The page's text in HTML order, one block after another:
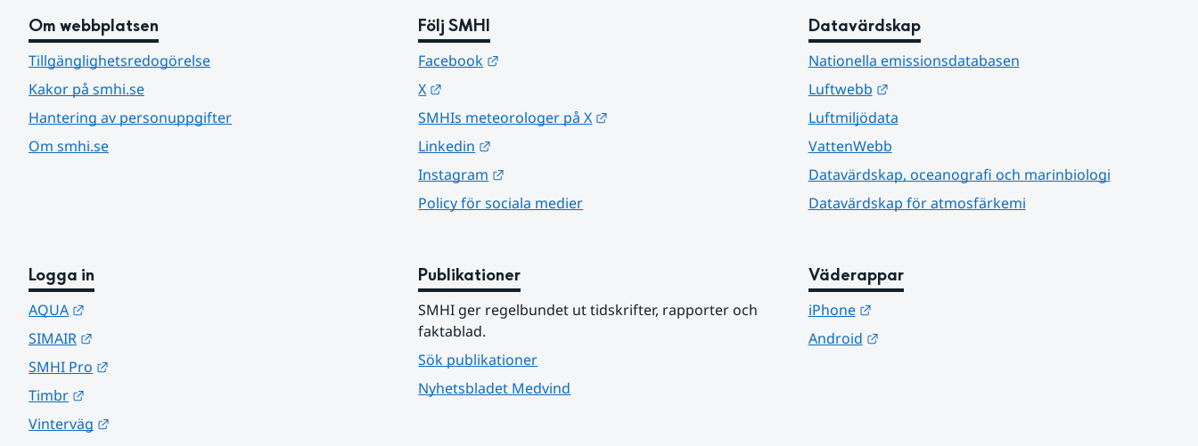
Om webbplatsen
Tillgänglighetsredogörelse
Kakor på smhi.se
Hantering av personuppgifter
Om smhi.se
Följ SMHI
Facebook
X
SMHIs meteorologer på X
Linkedin
Instagram
Policy för sociala medier
Datavärdskap
Nationella emissionsdatabasen
Luftwebb
Länk till annan webbplats.
Luftmiljödata
VattenWebb
Datavärdskap, oceanografi och marinbiologi
Datavärdskap för atmosfärkemi
Logga in
AQUA
SIMAIR
SMHI Pro
Timbr
Vinterväg
Publikationer
SMHI ger regelbundet ut tidskrifter, rapporter och
faktablad.
Sök publikationer
Nyhetsbladet Medvind
Väderappar
iPhone
Länk till annan webbplats.
Android
Länk till annan webbplats.